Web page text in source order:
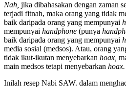
Nah, jika dibahasakan dengan zaman
terjadi fitnah, maka orang yang tidak
baik daripada orang yang mempunyai
mempunyai handphone (punya
baik daripada orang yang mempunyai
media sosial (medsos). Atau, orang
tidak ikut-ikutan menyebarkan hoax,
main medsos tetapi menyebarkan hoax.
Inilah resep Nabi SAW. dalam